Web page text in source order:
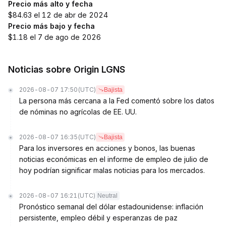
Precio más alto y fecha
$84.63 el 12 de abr de 2024
Precio más bajo y fecha
$1.18 el 7 de ago de 2026
Noticias sobre Origin LGNS
2026-08-07 17:50 (UTC) Bajista
La persona más cercana a la Fed comentó sobre los datos
de nóminas no agrícolas de EE. UU.
2026-08-07 16:35 (UTC) Bajista
Para los inversores en acciones y bonos, las buenas
noticias económicas en el informe de empleo de julio de
hoy podrían significar malas noticias para los mercados.
2026-08-07 16:21 (UTC) Neutral
Pronóstico semanal del dólar estadounidense: inflación
persistente, empleo débil y esperanzas de paz